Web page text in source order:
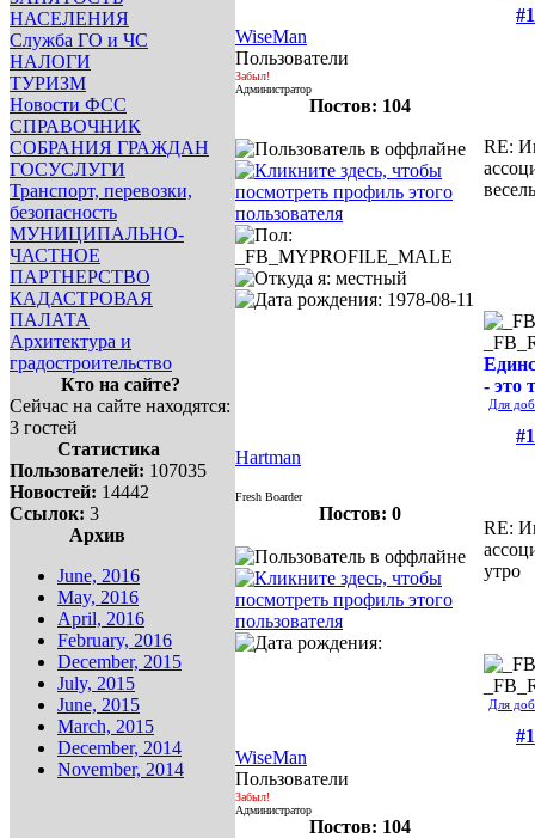
НАСЕЛЕНИЯ
Служба ГО и ЧС
НАЛОГИ
ТУРИЗМ
Новости ФСС
СПРАВОЧНИК
СОБРАНИЯ ГРАЖДАН
ГОСУСЛУГИ
Транспорт, перевозки,
безопасность
МУНИЦИПАЛЬНО-
ЧАСТНОЕ
ПАРТНЕРСТВО
КАДАСТРОВАЯ
ПАЛАТА
Архитектура и
градостроительство
Кто на сайте?
Сейчас на сайте находятся:
3 гостей
Статистика
Пользователей: 107035
Новостей: 14442
Ссылок: 3
Архив
June, 2016
May, 2016
April, 2016
February, 2016
December, 2015
July, 2015
June, 2015
March, 2015
December, 2014
November, 2014
WiseMan
Пользователи
Забыл!
Администратор
Постов: 104
RE:
- это
Для
Hartman
Fresh Boarder
Постов: 0
RE:
утро
Для
WiseMan
Пользователи
Забыл!
Администратор
Постов: 104